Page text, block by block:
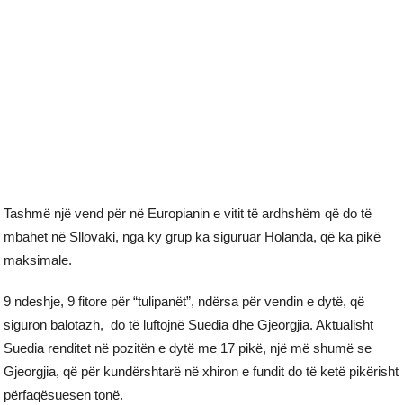
Tashmë një vend për në Europianin e vitit të ardhshëm që do të
mbahet në Sllovaki, nga ky grup ka siguruar Holanda, që ka pikë
maksimale.
9 ndeshje, 9 fitore për “tulipanët”, ndërsa për vendin e dytë, që
siguron balotazh, do të luftojnë Suedia dhe Gjeorgjia. Aktualisht
Suedia renditet në pozitën e dytë me 17 pikë, një më shumë se
Gjeorgjia, që për kundërshtarë në xhiron e fundit do të ketë pikërisht
përfaqësuesen tonë.